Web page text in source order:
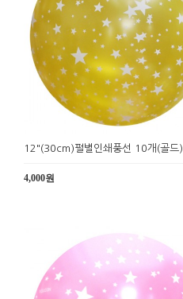
12"(30cm)펄별인쇄풍선 10개(골드)
4,000원